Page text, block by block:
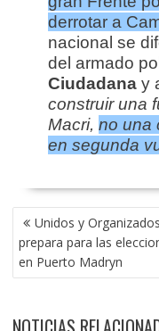
derrotar a
nacional se
del armado
Ciudadanay
construir una
Macri, no una
en segunda
NAVEGACIÓN
DE
ENTRADAS
Unidos y
prepara para las
en Puerto Madryn